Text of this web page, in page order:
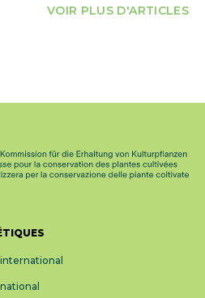
VOIR PLUS D'ARTICLES